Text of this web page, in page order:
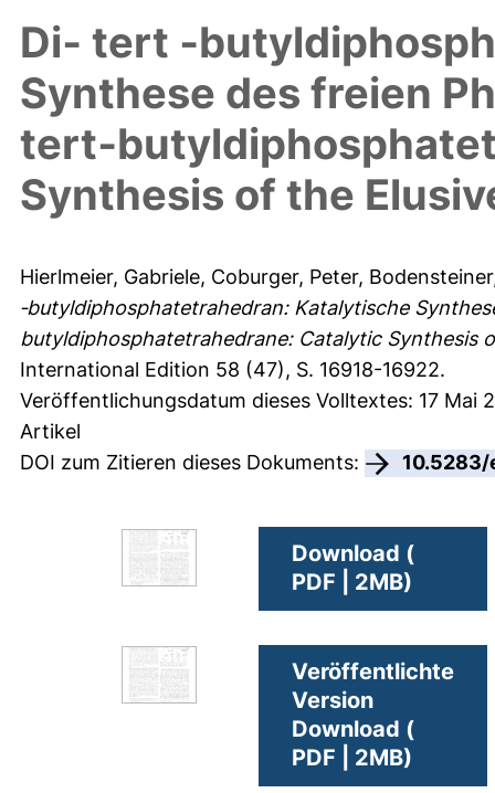
Di‐ tert
Synthese des freien
Synthesis of the
Hierlmeier, Gabriele, Coburger, Peter,
‐butyldiphosphatetrahedran: Katalytische
butyldiphosphatetrahedrane: Catalytic Synthesis
International Edition 58 (47), S. 16918-16922.
Veröffentlichungsdatum dieses Volltextes: 17 Mai
Artikel
DOI zum Zitieren dieses Dokuments:
Download (
PDF | 2MB)
Veröffentlichte
Version
Download (
PDF | 2MB)